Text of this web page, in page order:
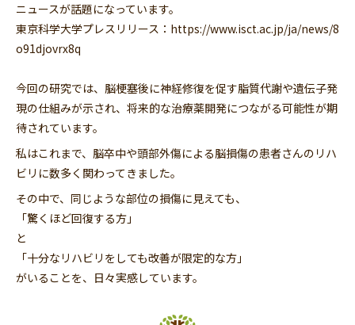
ニュースが話題になっています。
東京科学大学プレスリリース： https://www.isct.ac.jp/ja/news/8
o91djovrx8q
今回の研究では、脳梗塞後に神経修復を促す脂質代謝や遺伝子発
現の仕組みが示され、将来的な治療薬開発につながる可能性が期
待されています。
私はこれまで、脳卒中や頭部外傷による脳損傷の患者さんのリハ
ビリに数多く関わってきました。
その中で、同じような部位の損傷に見えても、
「驚くほど回復する方」
と
「十分なリハビリをしても改善が限定的な方」
がいることを、日々実感しています。